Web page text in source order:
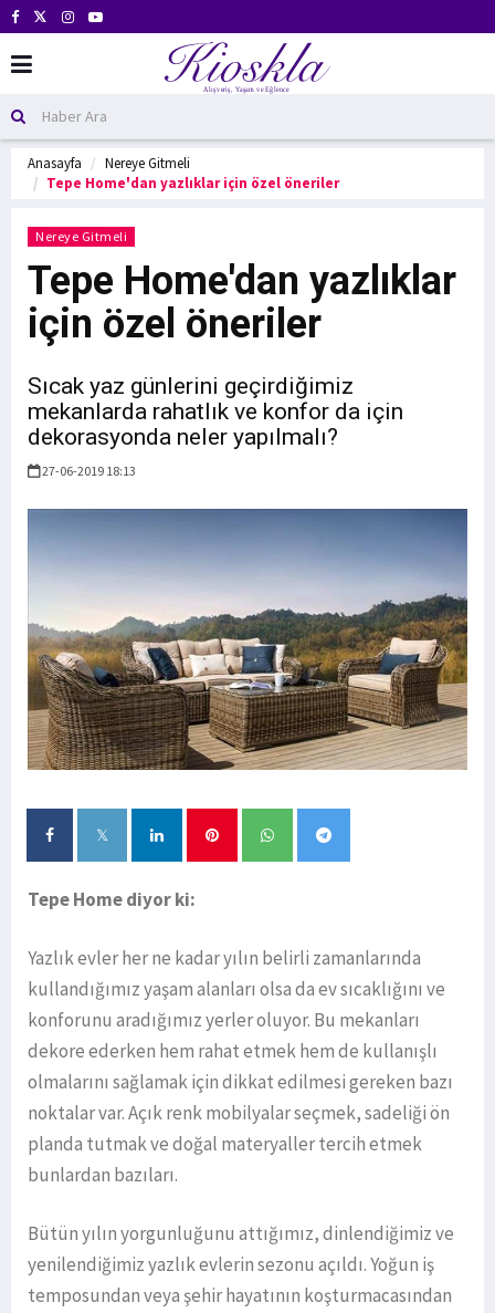
Anasayfa
Nereye Gitmeli
Tepe Home'dan yazlıklar için özel öneriler
Nereye Gitmeli
Tepe Home'dan yazlıklar
için özel öneriler
Sıcak yaz günlerini geçirdiğimiz
mekanlarda rahatlık ve konfor da için
dekorasyonda neler yapılmalı?
27-06-2019 18:13
Tepe Home diyor ki:
Yazlık evler her ne kadar yılın belirli zamanlarında
kullandığımız yaşam alanları olsa da ev sıcaklığını ve
konforunu aradığımız yerler oluyor. Bu mekanları
dekore ederken hem rahat etmek hem de kullanışlı
olmalarını sağlamak için dikkat edilmesi gereken bazı
noktalar var. Açık renk mobilyalar seçmek, sadeliği ön
planda tutmak ve doğal materyaller tercih etmek
bunlardan bazıları.
Bütün yılın yorgunluğunu attığımız, dinlendiğimiz ve
yenilendiğimiz yazlık evlerin sezonu açıldı. Yoğun iş
temposundan veya şehir hayatının koşturmacasından